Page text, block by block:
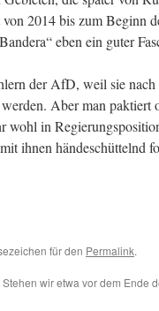
2014 bis zum Beginn
eben ein guter
der AfD, weil sie
Aber man
wohl in
ihnen händeschüttelnd
für den Permalink.
Stehen wir etwa vor dem Ende